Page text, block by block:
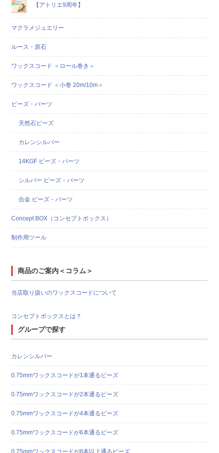
【アトリエ9周年】
マクラメジュエリー
ルース・原石
ワックスコード ＜ロール巻き＞
ワックスコード ＜小巻 20m/10m＞
ビーズ・パーツ
天然石ビーズ
カレンシルバー
14KGF ビーズ・パーツ
シルバー ビーズ・パーツ
合金 ビーズ・パーツ
Concept BOX（コンセプトボックス）
制作用ツール
商品のご案内＜コラム＞
当店取り扱いのワックスコードについて
コンセプトボックスとは？
グループで探す
カレンシルバー
0.75mmワックスコードが1本通るビーズ
0.75mmワックスコードが2本通るビーズ
0.75mmワックスコードが4本通るビーズ
0.75mmワックスコードが6本通るビーズ
0.75mmワックスコードが8本以上通るビーズ